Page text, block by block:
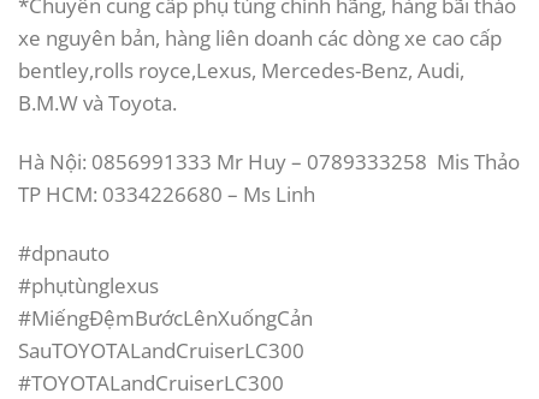
xe nguyên bản, hàng liên doanh các dòng xe cao cấp
bentley,rolls royce,Lexus, Mercedes-Benz, Audi,
B.M.W và Toyota.
Hà Nội: 0856991333 Mr Huy – 0789333258 Mis Thảo
TP HCM: 0334226680 – Ms Linh
#dpnauto
#phụtùnglexus
#MiếngĐệmBướcLênXuốngCản
SauTOYOTALandCruiserLC300
#TOYOTALandCruiserLC300